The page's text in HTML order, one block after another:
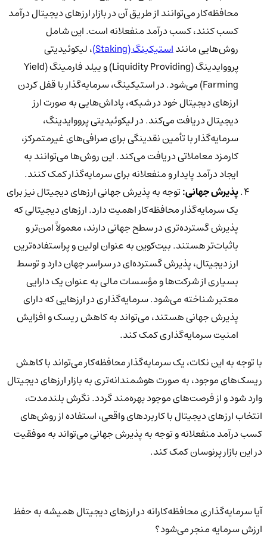
محافظه‌کار می‌توانند از طریق آن در بازار ارزهای دیجیتال درآمد
کسب کنند، کسب درآمد منفعلانه است. این شامل
روش‌هایی ماننداستیکینگ (Staking)
، لیکوئیدیتی
پرووایدینگ (Liquidity Providing) و ییلد فارمینگ (Yield
Farming) می‌شود. در استیکینگ، سرمایه‌گذار با قفل کردن
ارزهای دیجیتال خود در شبکه، پاداش‌هایی به صورت ارز
دیجیتال دریافت می‌کند. در لیکوئیدیتی پرووایدینگ،
سرمایه‌گذار با تأمین نقدینگی برای صرافی‌های غیرمتمرکز،
کارمزد معاملاتی دریافت می‌کند. این روش‌ها می‌توانند به
ایجاد درآمد پایدار و منفعلانه برای سرمایه‌گذار کمک کنند.
پذیرش جهانی:توجه به پذیرش جهانی ارزهای دیجیتال نیز برای
یک سرمایه‌گذار محافظه‌کار اهمیت دارد. ارزهای دیجیتالی که
پذیرش گسترده‌تری در سطح جهانی دارند، معمولاً امن‌تر و
باثبات‌تر هستند. بیت‌کوین به عنوان اولین و پراستفاده‌ترین
ارز دیجیتال، پذیرش گسترده‌ای در سراسر جهان دارد و توسط
بسیاری از شرکت‌ها و مؤسسات مالی به عنوان یک دارایی
معتبر شناخته می‌شود. سرمایه‌گذاری در ارزهایی که دارای
پذیرش جهانی هستند، می‌تواند به کاهش ریسک و افزایش
امنیت سرمایه‌گذاری کمک کند.
با توجه به این نکات، یک سرمایه‌گذار محافظه‌کار می‌تواند با کاهش
ریسک‌های موجود، به صورت هوشمندانه‌تری به بازار ارزهای دیجیتال
وارد شود و از فرصت‌های موجود بهره‌مند گردد. نگرش بلندمدت،
انتخاب ارزهای دیجیتال با کاربردهای واقعی، استفاده از روش‌های
کسب درآمد منفعلانه و توجه به پذیرش جهانی می‌تواند به موفقیت
در این بازار پرنوسان کمک کند.
آیا سرمایه‌گذاری محافظه‌کارانه در ارزهای دیجیتال همیشه به حفظ
ارزش سرمایه منجر می‌شود؟